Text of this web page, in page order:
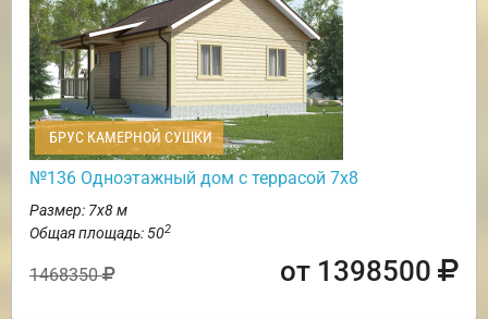
БРУС КАМЕРНОЙ СУШКИ
№136 Одноэтажный дом с террасой 7х8
Размер: 7х8 м
Общая площадь: 502
1468350 от 1398500